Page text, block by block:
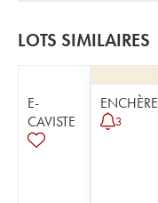
LOTS SIMILAIRES
E-
CAVISTE
ENCHÈRE
3